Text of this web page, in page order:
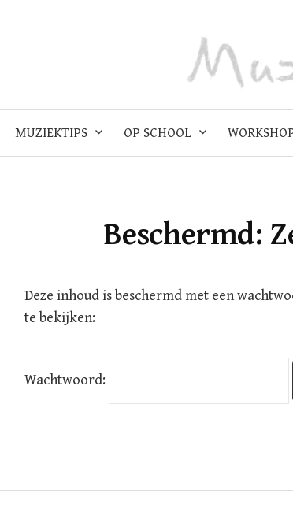
MUZIEKTIPS OP SCHOOL
Beschermd:
Deze inhoud is beschermd met een
te bekijken:
Wachtwoord: